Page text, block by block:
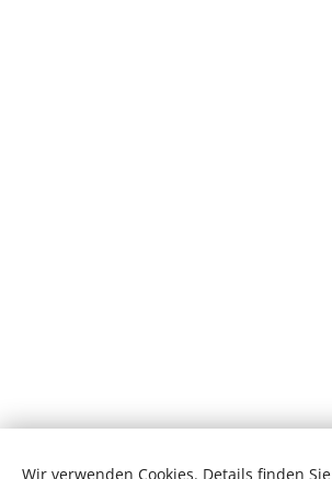
Wir verwenden Cookies. Details finden Sie